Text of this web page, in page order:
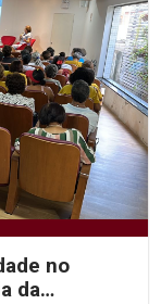
no
da